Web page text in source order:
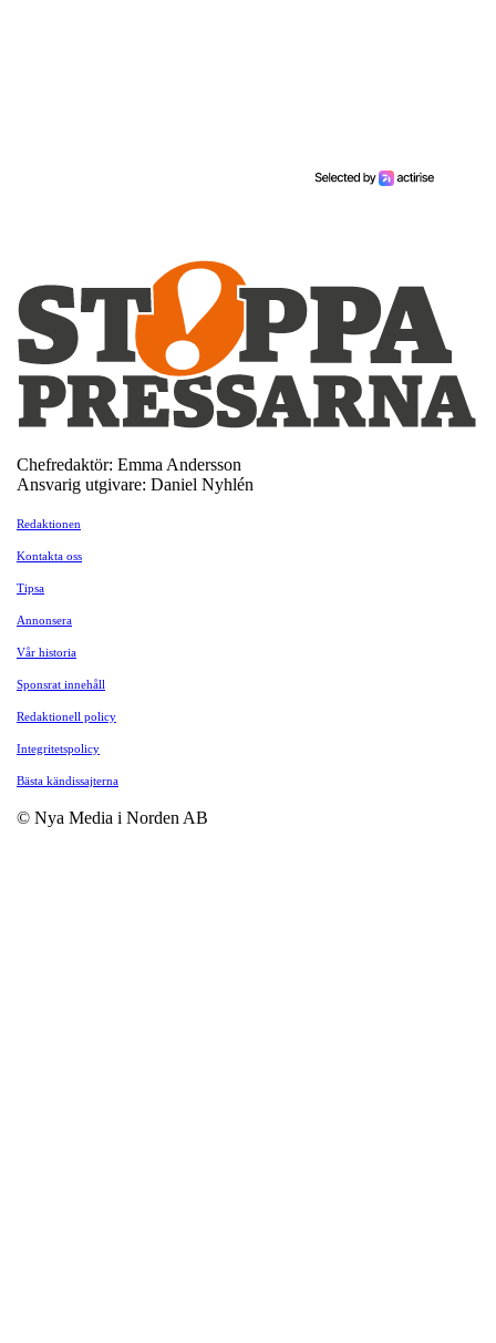
Chefredaktör: Emma Andersson
Ansvarig utgivare: Daniel Nyhlén
Redaktionen
Kontakta oss
Tipsa
Annonsera
Vår historia
Sponsrat innehåll
Redaktionell policy
Integritetspolicy
Bästa kändissajterna
© Nya Media i Norden AB